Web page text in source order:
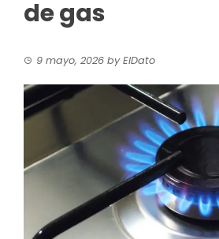
de gas
9 mayo, 2026 byElDato